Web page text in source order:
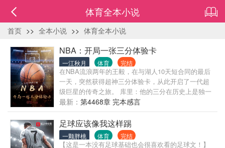
体育全本小说
首页 >> 全本小说 >> 体育全本小说
NBA：开局一张三分体验卡
一江秋月 体育 完结
在NBA流浪两年的王毅，在与湖人10天短合同的最后
一天，突然获得超神三分体验卡，从此开启了一代超
级巨星的传奇之旅。 库里：他的三分在历史上是独一
档的。 欧文：他的运球比我风骚。 詹姆斯：他的追身
大帽，让我想起了年轻时候的我。 伦纳德：说实话，
我防不住他。 而他最牛逼之处在于，他吹过的所有牛
逼，全都实现了。
最新： 第4468章 完本感言
足球应该像我这样踢
一颗胖桃 体育 完结
【这是一本没有足球基础也会很喜欢看的足球文！】